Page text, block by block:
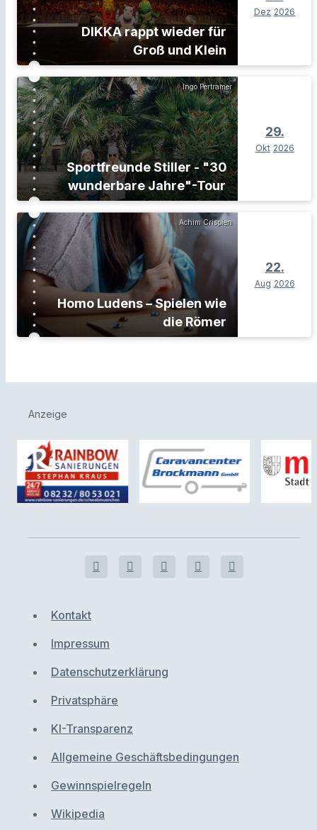
DIKKA rappt wieder für
Groß und Klein
Dez 2026
Ingo Pertramer
Sportfreunde Stiller - "30
wunderbare Jahre"-Tour
29.
Okt 2026
Achim Crispien
Homo Ludens – Spielen wie
die Römer
22.
Aug 2026
Anzeige
Kontakt
Impressum
Datenschutzerklärung
Privatsphäre
KI-Transparenz
Allgemeine Geschäftsbedingungen
Gewinnspielregeln
Wikipedia